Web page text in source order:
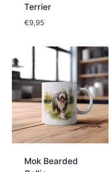
Terrier
€9,95
Mok Bearded